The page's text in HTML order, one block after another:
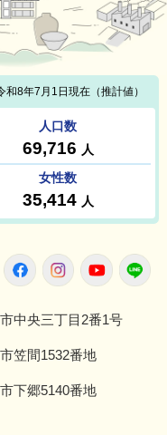
役所
X FacebookInstagram
中央三丁目2番1号
笠間1532番地
下郷5140番地